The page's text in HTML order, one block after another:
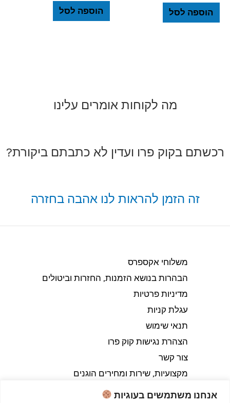
אנחנו משתמשים בעוגיות
הוספה לסל הוספה לסל
מה לקוחות אומרים עלינו
רכשתם בקוק פרו ועדין לא כתבתם ביקורת?
זה הזמן להראות לנו אהבה בחזרה
משלוחי אקספרס
הבהרות בנושא הזמנות, החזרות וביטולים​
מדיניות פרטיות
עגלת קניות
תנאי שימוש
הצהרת נגישות קוק פרו
צור קשר
מקצועיות, שירות ומחירים הוגנים